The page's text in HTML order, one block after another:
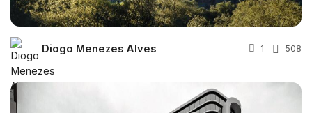
Diogo Menezes Alves 1 508